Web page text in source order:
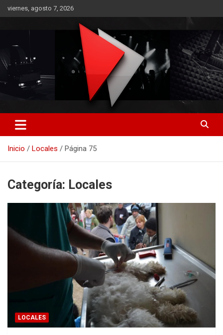
Saltar
al
viernes, agosto 7, 2026
RO CONTENIDOS
Inicio Locales Página 75
Categoría: Locales
LOCALES